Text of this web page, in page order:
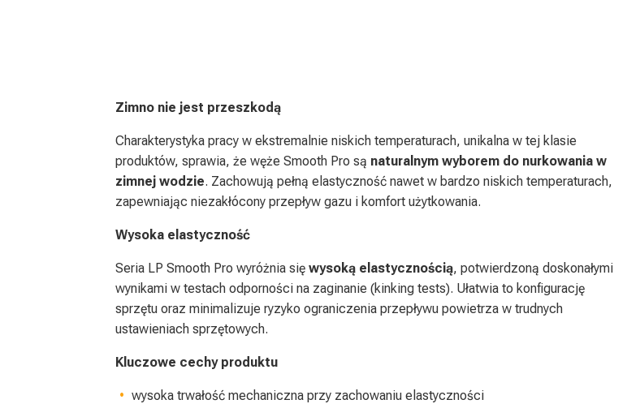
Zimno nie jest przeszkodą
Charakterystyka pracy w ekstremalnie niskich temperaturach, unikalna w tej klasie
produktów, sprawia, że węże Smooth Pro są naturalnym wyborem do nurkowania w
zimnej wodzie. Zachowują pełną elastyczność nawet w bardzo niskich temperaturach,
zapewniając niezakłócony przepływ gazu i komfort użytkowania.
Wysoka elastyczność
Seria LP Smooth Pro wyróżnia się wysoką elastycznością, potwierdzoną doskonałymi
wynikami w testach odporności na zaginanie (kinking tests). Ułatwia to konfigurację
sprzętu oraz minimalizuje ryzyko ograniczenia przepływu powietrza w trudnych
ustawieniach sprzętowych.
Kluczowe cechy produktu
wysoka trwałość mechaniczna przy zachowaniu elastyczności